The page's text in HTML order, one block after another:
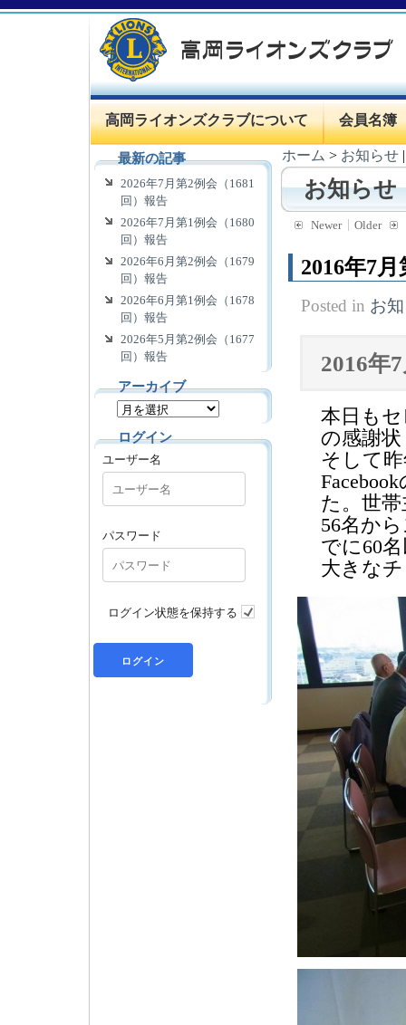
高岡ライオンズクラブについて 会員名簿
ホーム > お知らせ
お知らせ
Newer Older
2016年7
Posted in お
2016年
本日も
の感謝
そして
た。世
56名か
でに60
大きな
最新の記事
2026年7月第2例会（1681
回）報告
2026年7月第1例会（1680
回）報告
2026年6月第2例会（1679
回）報告
2026年6月第1例会（1678
回）報告
2026年5月第2例会（1677
回）報告
アーカイブ
ログイン
ユーザー名
パスワード
ログイン状態を保持する